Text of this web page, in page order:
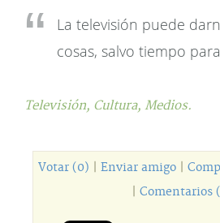
La televisión puede
cosas, salvo tiempo
Televisión, Cultura, Medios.
Votar (0) Enviar amigo|
Comentarios